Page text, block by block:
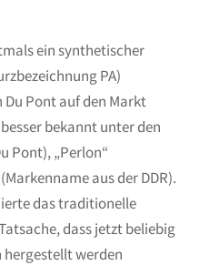
ein synthetischer
PA)
Pont auf den Markt
bekannt unter den
Pont), „Perlon“
aus der DDR).
das traditionelle
dass jetzt beliebig
hergestellt werden